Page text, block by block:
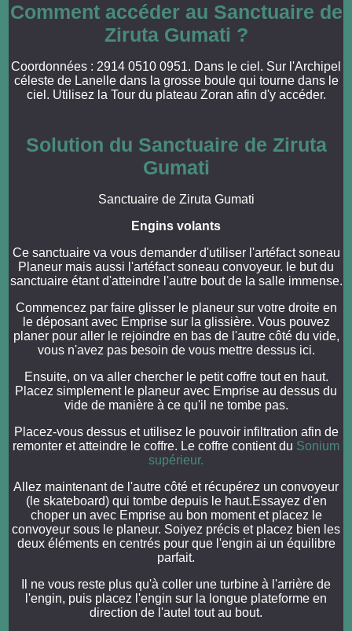
Comment accéder au Sanctuaire de
Ziruta Gumati ?
Coordonnées : 2914 0510 0951. Dans le ciel. Sur l'Archipel
céleste de Lanelle dans la grosse boule qui tourne dans le
ciel. Utilisez la Tour du plateau Zoran afin d'y accéder.
Solution du Sanctuaire de Ziruta
Gumati
Sanctuaire de Ziruta Gumati
Engins volants
Ce sanctuaire va vous demander d'utiliser l'artéfact soneau
Planeur mais aussi l'artéfact soneau convoyeur. le but du
sanctuaire étant d'atteindre l'autre bout de la salle immense.
Commencez par faire glisser le planeur sur votre droite en
le déposant avec Emprise sur la glissière. Vous pouvez
planer pour aller le rejoindre en bas de l'autre côté du vide,
vous n'avez pas besoin de vous mettre dessus ici.
Ensuite, on va aller chercher le petit coffre tout en haut.
Placez simplement le planeur avec Emprise au dessus du
vide de manière à ce qu'il ne tombe pas.
Placez-vous dessus et utilisez le pouvoir infiltration afin de
remonter et atteindre le coffre. Le coffre contient du Sonium
supérieur.
Allez maintenant de l'autre côté et récupérez un convoyeur
(le skateboard) qui tombe depuis le haut.Essayez d'en
choper un avec Emprise au bon moment et placez le
convoyeur sous le planeur. Soiyez précis et placez bien les
deux éléments en centrés pour que l'engin ai un équilibre
parfait.
Il ne vous reste plus qu'à coller une turbine à l'arrière de
l'engin, puis placez l'engin sur la longue plateforme en
direction de l'autel tout au bout.